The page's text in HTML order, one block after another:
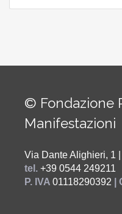
© Fondazione
Manifestazioni
Via Dante Alighieri, 1
tel. +39 0544 249211
P. IVA 01118290392 |